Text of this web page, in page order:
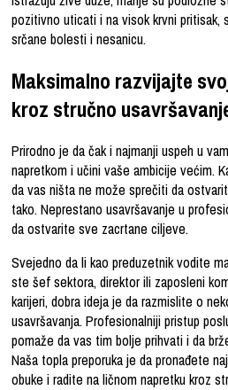
pozitivno uticati i na visok krvni pritisak,
srčane bolesti i nesanicu.
Maksimalno razvijajte
kroz stručno
Prirodno je da čak i najmanji uspeh u
napretkom i učini vaše ambicije većim.
da vas ništa ne može sprečiti da
tako. Neprestano usavršavanje u
da ostvarite sve zacrtane ciljeve.
Svejedno da li kao preduzetnik vodite
ste šef sektora, direktor ili zaposleni
karijeri, dobra ideja je da razmislite o
usavršavanja. Profesionalniji pristup
pomaže da vas tim bolje prihvati i da
Naša topla preporuka je da pronađete
obuke i radite na ličnom napretku kroz